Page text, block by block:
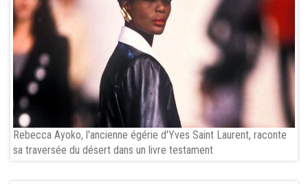
Rebecca Ayoko, l'ancienne égérie d'Yves Saint Laurent, raconte
sa traversée du désert dans un livre testament